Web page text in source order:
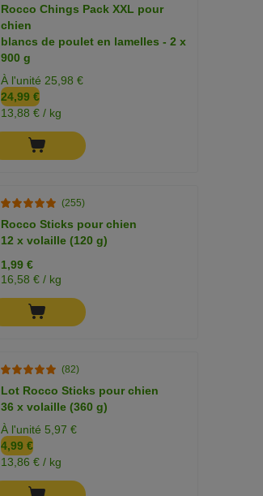
Rocco Chings Pack XXL pour
chien
blancs de poulet en lamelles - 2 x
900 g
À l'unité 25,98 €
24,99 €
13,88 € / kg
(255)
Rocco Sticks pour chien
12 x volaille (120 g)
1,99 €
16,58 € / kg
(82)
Lot Rocco Sticks pour chien
36 x volaille (360 g)
À l'unité 5,97 €
4,99 €
13,86 € / kg